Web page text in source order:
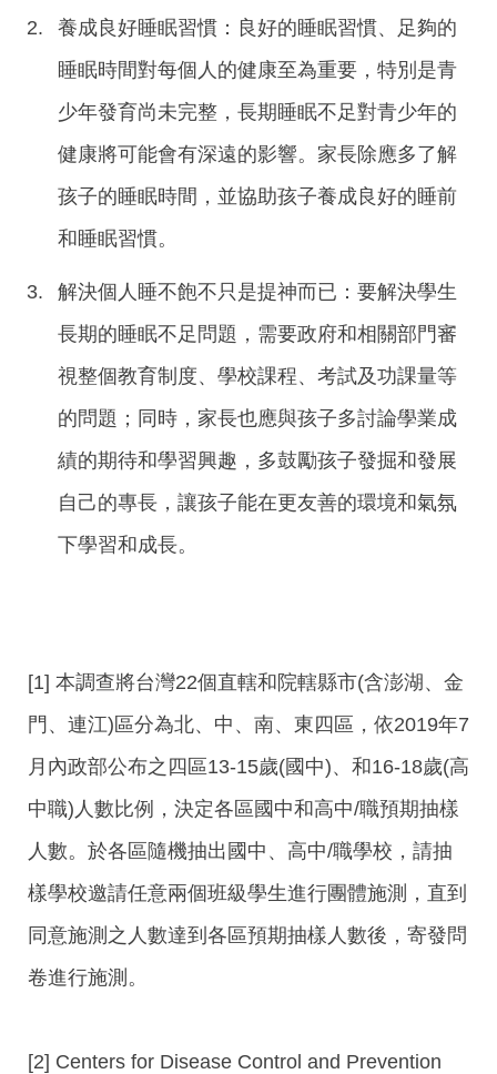
養成良好睡眠習慣：良好的睡眠習慣、足夠的
睡眠時間對每個人的健康至為重要，特別是青
少年發育尚未完整，長期睡眠不足對青少年的
健康將可能會有深遠的影響。家長除應多了解
孩子的睡眠時間，並協助孩子養成良好的睡前
和睡眠習慣。
解決個人睡不飽不只是提神而已：要解決學生
長期的睡眠不足問題，需要政府和相關部門審
視整個教育制度、學校課程、考試及功課量等
的問題；同時，家長也應與孩子多討論學業成
績的期待和學習興趣，多鼓勵孩子發掘和發展
自己的專長，讓孩子能在更友善的環境和氣氛
下學習和成長。
[1] 本調查將台灣22個直轄和院轄縣市(含澎湖、金
門、連江)區分為北、中、南、東四區，依2019年7
月內政部公布之四區13-15歲(國中)、和16-18歲(高
中職)人數比例，決定各區國中和高中/職預期抽樣
人數。於各區隨機抽出國中、高中/職學校，請抽
樣學校邀請任意兩個班級學生進行團體施測，直到
同意施測之人數達到各區預期抽樣人數後，寄發問
卷進行施測。
[2] Centers for Disease Control and Prevention